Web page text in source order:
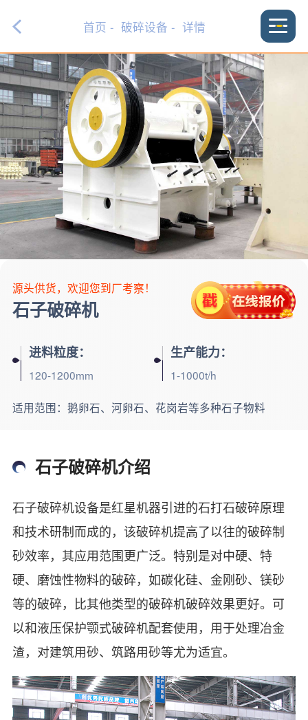
首页 -破碎设备 - 详情
源头供货，欢迎您到厂考察！
石子破碎机
进料粒度：
120-1200mm
生产能力：
1-1000t/h
适用范围： 鹅卵石、河卵石、花岗岩等多种石子物料
石子破碎机介绍
石子破碎机设备是红星机器引进的石打石破碎原理
和技术研制而成的，该破碎机提高了以往的破碎制
砂效率，其应用范围更广泛。特别是对中硬、特
硬、磨蚀性物料的破碎，如碳化硅、金刚砂、镁砂
等的破碎，比其他类型的破碎机破碎效果更好。可
以和液压保护颚式破碎机配套使用，用于处理冶金
渣，对建筑用砂、筑路用砂等尤为适宜。